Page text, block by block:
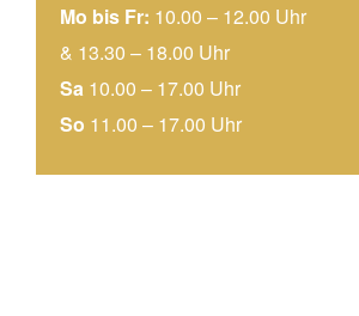
Öffnungszeiten
Mo bis Fr: 10.00 – 12.00 Uhr
& 13.30 – 18.00 Uhr
Sa 10.00 – 17.00 Uhr
So 11.00 – 17.00 Uhr